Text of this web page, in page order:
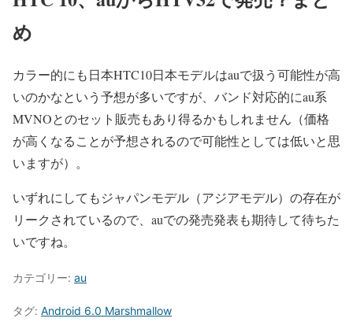
め
カラー的にも日本HTC10日本モデルはauで扱う可能性が高
いのかなという予想が多いですが、バンド対応的にau系
MVNOとのセット販売もあり得るかもしれません（価格
が高くなることが予想されるので可能性としては低いと思
いますが）。
いずれにしてもジャパンモデル（アジアモデル）の存在が
リークされているので、auでの発売発表も期待して待ちた
いですね。
カテゴリー: au
タグ: Android 6.0 Marshmallow